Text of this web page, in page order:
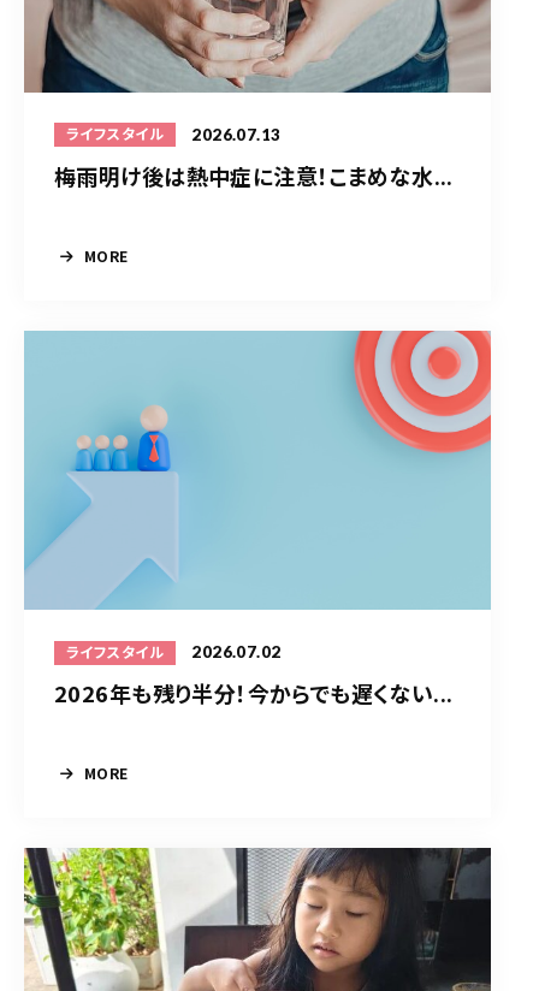
ライフスタイル 2026.07.13
梅雨明け後は熱中症に注意！こまめな水...
MORE
ライフスタイル 2026.07.02
2026年も残り半分！今からでも遅くない...
MORE